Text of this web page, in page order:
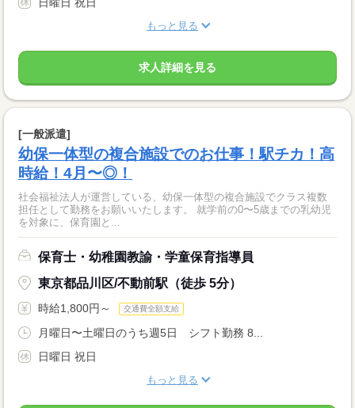
もっと見る
求人詳細を見る
[一般派遣]
幼保一体型の複合施設でのお仕事！駅チカ！高
時給！4月〜◎！
社会福祉法人が運営している、幼保一体型の複合施設でクラス複数
担任として勤務をお願いいたします。 就学前の0〜5歳までの乳幼児
を対象に、保育園と...
保育士・幼稚園教諭・学童保育指導員
東京都品川区/不動前駅（徒歩 5分）
時給1,800円～ 交通費全額支給
月曜日〜土曜日のうち週5日 シフト勤務 8...
日曜日 祝日
もっと見る